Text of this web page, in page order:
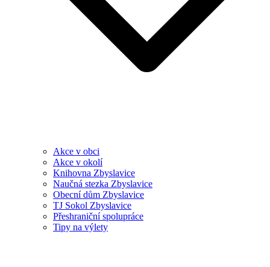
Akce v obci
Akce v okolí
Knihovna Zbyslavice
Naučná stezka Zbyslavice
Obecní dům Zbyslavice
TJ Sokol Zbyslavice
Přeshraniční spolupráce
Tipy na výlety